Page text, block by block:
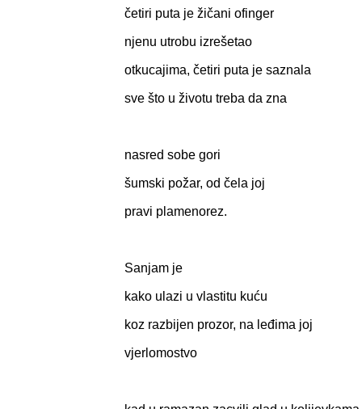
četiri puta je žičani ofinger
njenu utrobu izrešetao
otkucajima, četiri puta je saznala
sve što u životu treba da zna
nasred sobe gori
šumski požar, od čela joj
pravi plamenorez.
Sanjam je
kako ulazi u vlastitu kuću
koz razbijen prozor, na leđima joj
vjerlomostvo